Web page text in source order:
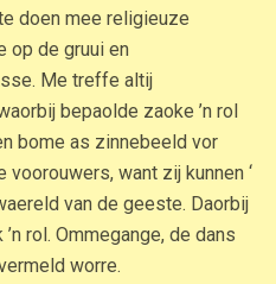
doen mee religieuze
op de gruui en
Me treffe altij
bepaolde zaoke ’n rol
bome as zinnebeeld vor
voorouwers, want zij kunnen ‘
van de geeste. Daorbij
rol. Ommegange, de dans
worre.